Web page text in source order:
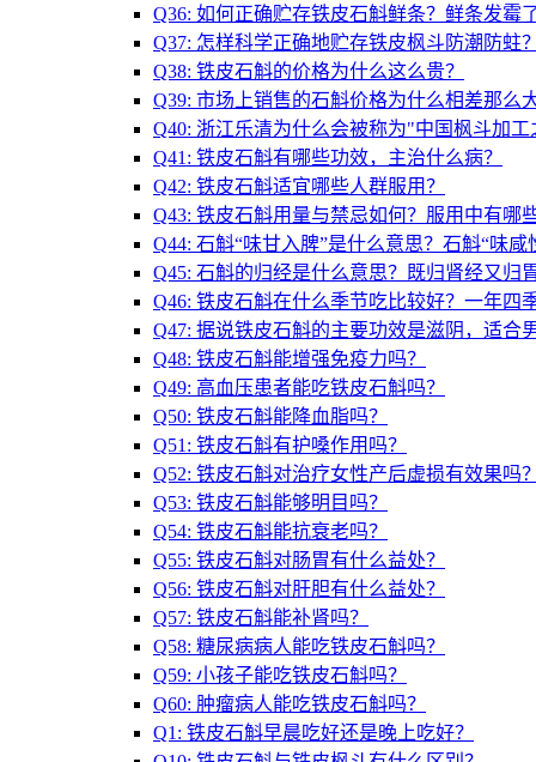
Q36: 如何正确贮存铁皮石斛鲜条？鲜条发霉
Q37: 怎样科学正确地贮存铁皮枫斗防潮防蛀
Q38: 铁皮石斛的价格为什么这么贵？
Q39: 市场上销售的石斛价格为什么相差那么
Q40: 浙江乐清为什么会被称为"中国枫斗加
Q41: 铁皮石斛有哪些功效，主治什么病？
Q42: 铁皮石斛适宜哪些人群服用？
Q43: 铁皮石斛用量与禁忌如何？服用中有哪
Q44: 石斛“味甘入脾”是什么意思？石斛“味
Q45: 石斛的归经是什么意思？既归肾经又归
Q46: 铁皮石斛在什么季节吃比较好？一年四
Q47: 据说铁皮石斛的主要功效是滋阴，适合
Q48: 铁皮石斛能增强免疫力吗？
Q49: 高血压患者能吃铁皮石斛吗？
Q50: 铁皮石斛能降血脂吗？
Q51: 铁皮石斛有护嗓作用吗？
Q52: 铁皮石斛对治疗女性产后虚损有效果吗
Q53: 铁皮石斛能够明目吗？
Q54: 铁皮石斛能抗衰老吗？
Q55: 铁皮石斛对肠胃有什么益处？
Q56: 铁皮石斛对肝胆有什么益处？
Q57: 铁皮石斛能补肾吗？
Q58: 糖尿病病人能吃铁皮石斛吗？
Q59: 小孩子能吃铁皮石斛吗？
Q60: 肿瘤病人能吃铁皮石斛吗？
Q1: 铁皮石斛早晨吃好还是晚上吃好？